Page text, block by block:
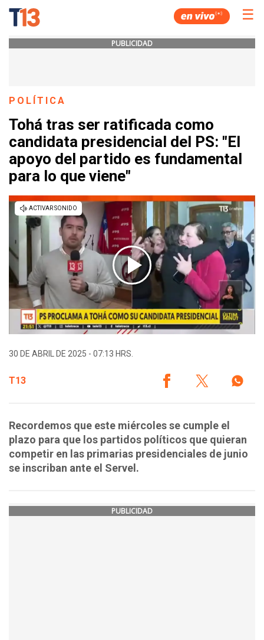
☰
PUBLICIDAD
POLÍTICA
Tohá tras ser ratificada como
candidata presidencial del PS: "El
apoyo del partido es fundamental
para lo que viene"
30 DE ABRIL DE 2025 - 07:13 HRS.
T13
Recordemos que este miércoles se cumple el
plazo para que los partidos políticos que quieran
competir en las primarias presidenciales de junio
se inscriban ante el Servel.
PUBLICIDAD